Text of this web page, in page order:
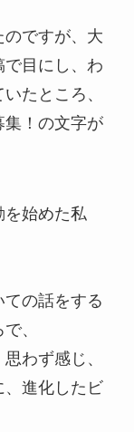
ですが、大
目にし、わ
たところ、
集！の文字が
を始めた私
ての話をする
、
わず感じ、
、進化したビ